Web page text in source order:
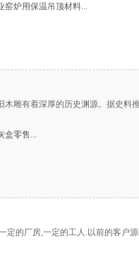
窑炉用保温吊顶材料...
雕有着深厚的历史渊源。据史料
盒零售...
定的厂房,一定的工人.以前的客户